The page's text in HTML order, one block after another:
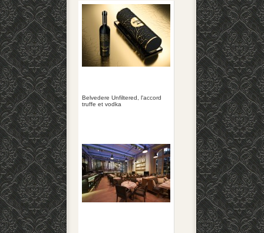
Belvedere Unfiltered, l'accord
truffe et vodka